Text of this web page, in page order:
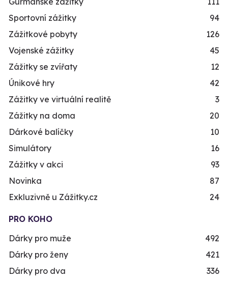
Sportovní zážitky
94
Zážitkové pobyty
126
Vojenské zážitky
45
Zážitky se zvířaty
12
Únikové hry
42
Zážitky ve virtuální realitě
3
Zážitky na doma
20
Dárkové balíčky
10
Simulátory
16
Zážitky v akci
93
Novinka
87
Exkluzivně u Zážitky.cz
24
PRO KOHO
Dárky pro muže
492
Dárky pro ženy
421
Dárky pro dva
336